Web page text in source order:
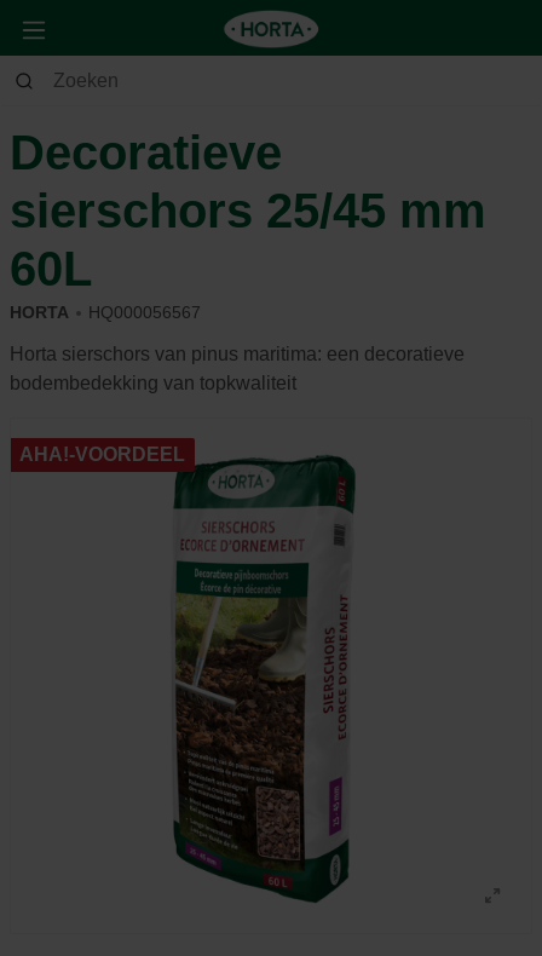
Tuin Siertuin
Decoratieve
sierschors 25/45 mm
60L
HORTA HQ000056567
Horta sierschors van pinus maritima: een decoratieve
bodembedekking van topkwaliteit
AHA!-VOORDEEL